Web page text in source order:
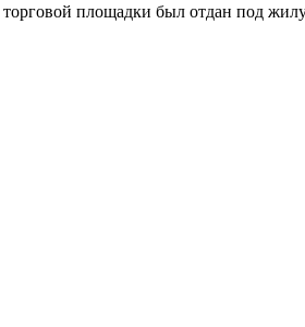
площадки был отдан под